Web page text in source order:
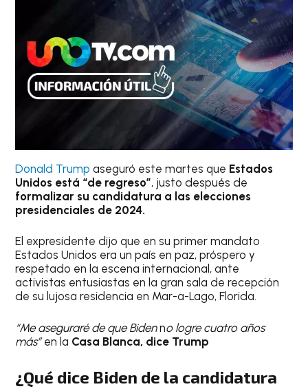
Donald Trumpaseguró este martes que Estados
Unidos está “de regreso”, justo después de
formalizar su candidatura a las elecciones
presidenciales de 2024.
El expresidente dijo que en su primer mandato
Estados Unidos era un país en paz, próspero y
respetado en la escena internacional, ante
activistas entusiastas en la gran sala de recepción
de su lujosa residencia en Mar-a-Lago, Florida.
“Me aseguraré de que Bidenno logre cuatro años
más”en la Casa Blanca, dice Trump
¿Qué dice Biden de la candidatura